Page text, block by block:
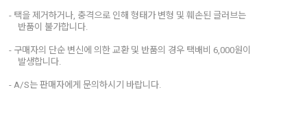
- 택을 제거하거나, 충격으로 인해 형태가 변형 및 훼손된 글러브는
반품이 불가합니다.
- 구매자의 단순 변신에 의한 교환 및 반품의 경우 택배비 6,000원이
발생합니다.
- A/S는 판매자에게 문의하시기 바랍니다.